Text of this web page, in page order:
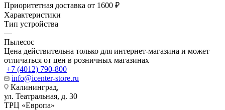
Приоритетная доставка от 1600 ₽
Характеристики
Тип устройства
—
Пылесос
Цена действительна только для интернет-магазина и может
отличаться от цен в розничных магазинах
+7 (4012) 790-800
info@icenter-store.ru
Калининград,
ул. Театральная, д. 30
ТРЦ «Европа»